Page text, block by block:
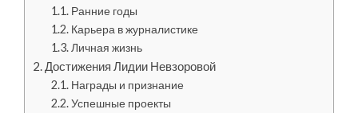
Ранние годы
Карьера в журналистике
Личная жизнь
Достижения Лидии Невзоровой
Награды и признание
Успешные проекты